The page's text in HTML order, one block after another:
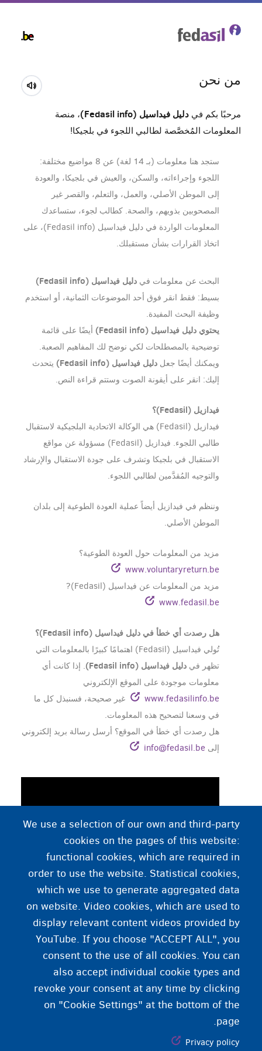
من نحن
مرحبًا بكم في دليل فيداسيل (Fedasil info)
، منصة
المعلومات المُخصَّصة لطالبي اللجوء في بلجيكا!
ستجد هنا معلومات (بـ 14 لغة) عن 8 مواضيع مختلفة:
اللجوء وإجراءاته، والسكن، والعيش في بلجيكا، والعودة
إلى الموطن الأصلي، والعمل، والتعلم، والقصر غير
المصحوبين بذويهم، والصحة. كطالب لجوء، ستساعدك
المعلومات الواردة في دليل فيداسيل (Fedasil info)، على
اتخاذ القرارات بشأن مستقبلك.
البحث عن معلومات فيدليل فيداسيل (Fedasil info)
بسيط: فقط انقر فوق أحد الموضوعات الثمانية، أو استخدم
وظيفة البحث المفيدة.
يحتوي دليل فيداسيل (Fedasil info)
أيضًا على قائمة
توضيحية بالمصطلحات لكي نوضح لك المفاهيم الصعبة.
ويمكنك أيضًا جعلدليل فيداسيل (Fedasil info)
يتحدث
إليك: انقر على أيقونة الصوت وستتم قراءة النص.
فيدازيل (Fedasil)؟
فيدازيل (Fedasil) هي الوكالة الاتحادية البلجيكية لاستقبال
طالبي اللجوء. فيدازيل (Fedasil) مسؤولة عن مواقع
الاستقبال في بلجيكا وتشرف على جودة الاستقبال والإرشاد
والتوجيه المُقدَّمين لطالبي اللجوء.
وننظم في فيدازيل أيضاً عملية العودة الطوعية إلى بلدان
الموطن الأصلي.
مزيد من المعلومات حول العودة الطوعية؟
www.voluntaryreturn.be
مزيد من المعلومات عن فيداسيل (Fedasil)?
www.fedasil.be
هل رصدت أي خطأ في دليل فيداسيل (Fedasil info)؟
تُولي فيداسيل (Fedasil) اهتمامًا كبيرًا بالمعلومات التي
تظهر فيدليل فيداسيل (Fedasil info)
. إذا كانت أي
معلومات موجودة على الموقع الإلكتروني
www.fedasilinfo.be
غير صحيحة، فسنبذل كل ما
في وسعنا لتصحيح هذه المعلومات.
هل رصدت أي خطأ في الموقع؟ أرسل رسالة بريد إلكتروني
إلى info@fedasil.be
دليل فيداسيل (Fedasil info)، منصة المعلومات
المُخصَّصة لطالبي اللجوء في بلجيكا
We use a selection of our own and third-party
cookies on the pages of this website:
functional cookies, which are required in
order to use the website. Statistical cookies,
which we use to generate aggregated data
on website. Video cookies, which are used to
display relevant content videos provided by
YouTube. If you choose "ACCEPT ALL", you
consent to the use of all cookies. You can
also accept individual cookie types and
revoke your consent at any time by clicking
on "Cookie Settings" at the bottom of the
page.
Privacy policy